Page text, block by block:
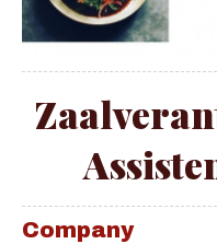
Company